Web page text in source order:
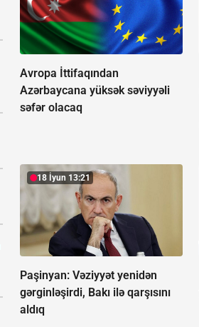
Avropa İttifaqından
Azərbaycana yüksək səviyyəli
səfər olacaq
18 İyun 13:21
Paşinyan: Vəziyyət yenidən
gərginləşirdi, Bakı ilə qarşısını
aldıq